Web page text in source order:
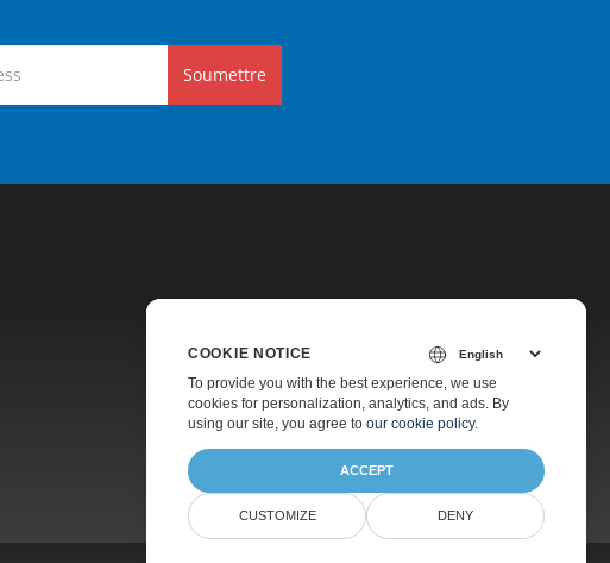
Soumettre
Tarification
Consultation Gratuite
À Propos
COOKIE NOTICE
To provide you with the best experience, we use
cookies for personalization, analytics, and ads. By
using our site, you agree to our cookie policy.
ACCEPT
CUSTOMIZE DENY